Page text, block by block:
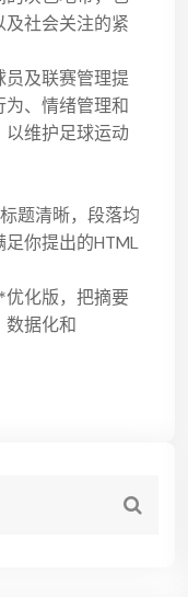
社会关注的紧
及联赛管理提
、情绪管理和
维护足球运动
题清晰，段落均
你提出的HTML
化版，把摘要
数据化和